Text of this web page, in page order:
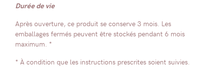
Durée de vie
Après ouverture, ce produit se conserve 3 mois. Les
emballages fermés peuvent être stockés pendant 6 mois
maximum. *
* À condition que les instructions prescrites soient suivies.